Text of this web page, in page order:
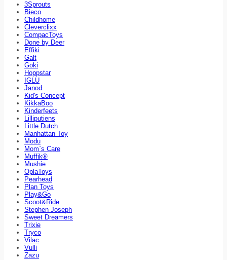
3Sprouts
Bieco
Childhome
Cleverclixx
CompacToys
Done by Deer
Effiki
Galt
Goki
Hoppstar
IGLU
Janod
Kid's Concept
KikkaBoo
Kinderfeets
Lilliputiens
Little Dutch
Manhattan Toy
Modu
Mom`s Care
Muffik®
Mushie
OplaToys
Pearhead
Plan Toys
Play&Go
Scoot&Ride
Stephen Joseph
Sweet Dreamers
Trixie
Tryco
Vilac
Vulli
Zazu